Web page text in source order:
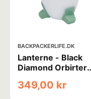
BACKPACKERLIFE.DK
Lanterne - Black
Diamond Orbirter
349,00 kr